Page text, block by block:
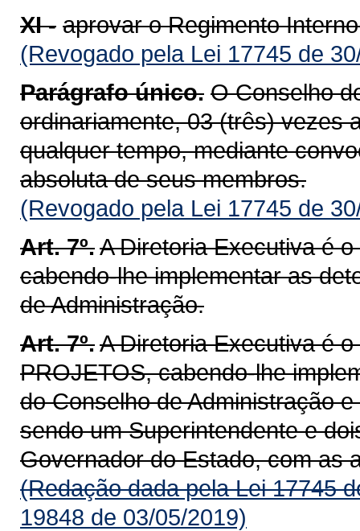
XI - aprovar o Regimento
(Revogado pela Lei 17745 de
Parágrafo único. O Conselho
ordinariamente, 03 (três) vezes
qualquer tempo, mediante
absoluta de seus membros.
(Revogado pela Lei 17745 de
Art. 7º.A Diretoria Executiva é
cabendo-lhe implementar as
de Administração.
Art. 7º.A Diretoria Executiva é
PROJETOS, cabendo-lhe
do Conselho de Administração
sendo um Superintendente e
Governador do Estado, com as
(Redação dada pela Lei 17745
19848 de 03/05/2019)